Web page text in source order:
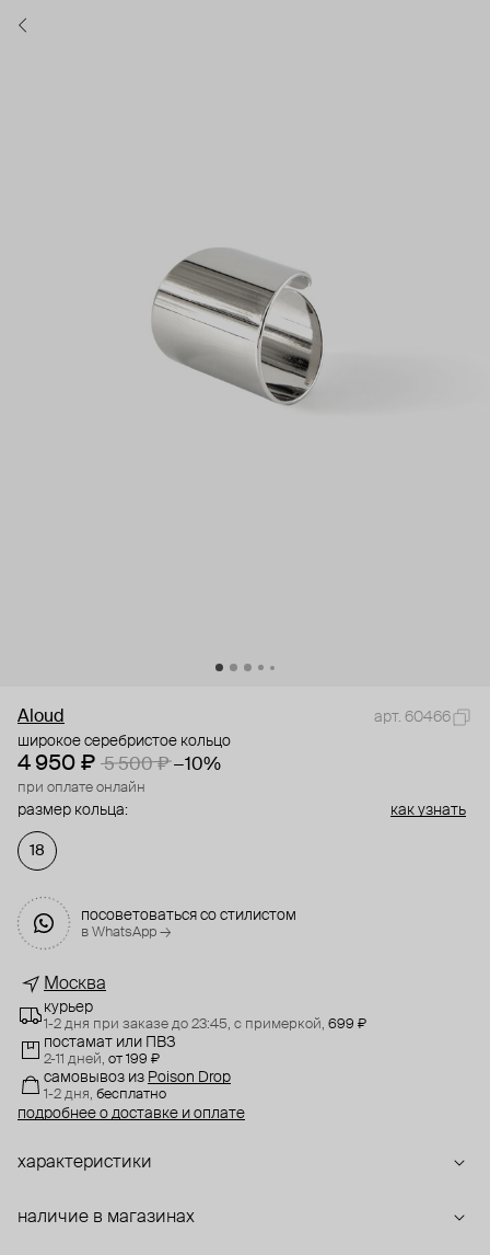
Aloud
арт. 60466
широкое серебристое кольцо
4 950 ₽ 5 500 ₽ −10%
при оплате онлайн
размер кольца: как узнать
18
посоветоваться со стилистом
в WhatsApp →
Москва
курьер
1-2 дня при заказе до 23:45, с примеркой, 699 ₽
постамат или ПВЗ
2-11 дней, от 199 ₽
самовывоз из Poison Drop
1-2 дня, бесплатно
подробнее о доставке и оплате
характеристики
наличие в магазинах